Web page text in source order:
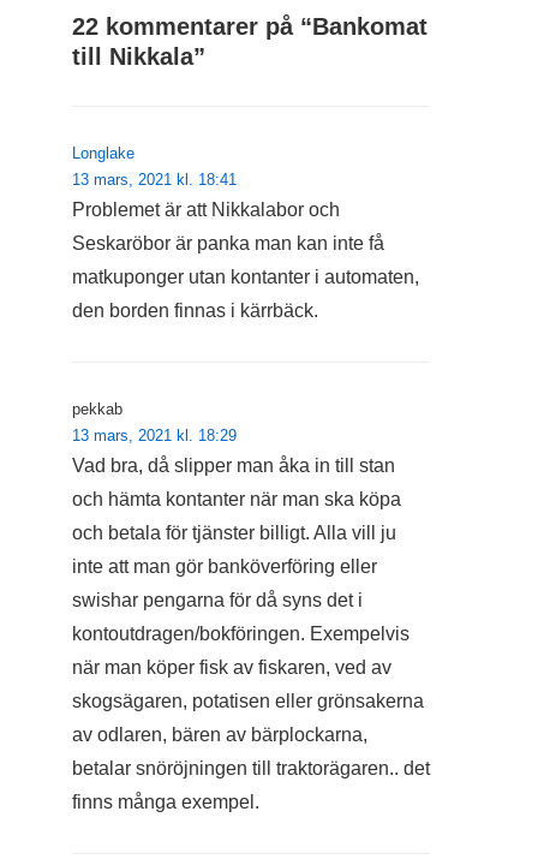
22 kommentarer på “Bankomat
till Nikkala”
Longlake
13 mars, 2021 kl. 18:41
Problemet är att Nikkalabor och
Seskaröbor är panka man kan inte få
matkuponger utan kontanter i automaten,
den borden finnas i kärrbäck.
pekkab
13 mars, 2021 kl. 18:29
Vad bra, då slipper man åka in till stan
och hämta kontanter när man ska köpa
och betala för tjänster billigt. Alla vill ju
inte att man gör banköverföring eller
swishar pengarna för då syns det i
kontoutdragen/bokföringen. Exempelvis
när man köper fisk av fiskaren, ved av
skogsägaren, potatisen eller grönsakerna
av odlaren, bären av bärplockarna,
betalar snöröjningen till traktorägaren.. det
finns många exempel.